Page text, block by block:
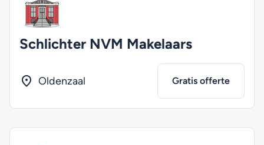
Schlichter NVM Makelaars
Oldenzaal Gratis offerte